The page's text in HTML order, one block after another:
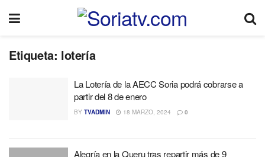
Etiqueta: lotería
La Lotería de la AECC Soria podrá cobrarse a
partir del 8 de enero
BY TVADMIN 18 MARZO, 2024 0
Alegría en la Queru tras repartir más de 9